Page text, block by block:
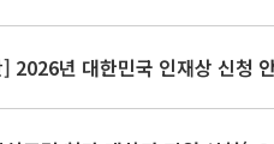
2026년 대한민국 인재상 신청